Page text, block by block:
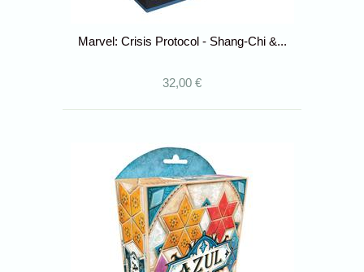
Marvel: Crisis Protocol - Shang-Chi &...
32,00 €